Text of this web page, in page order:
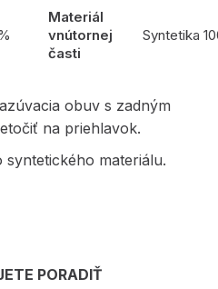
Materiál
vnútornej
časti
Syntetika
obuv s zadným
na priehlavok.
materiálu.
PORADIŤ